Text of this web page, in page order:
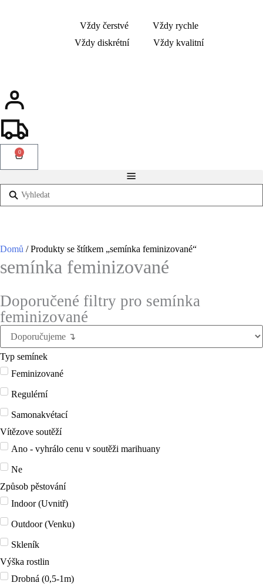
Vždy čerstvé
Vždy rychle
Vždy diskrétní
Vždy kvalitní
0
Domů / Produkty se štítkem „semínka feminizované“
semínka feminizované
Doporučené filtry pro semínka
feminizované
Typ semínek
Feminizované
Regulérní
Samonakvétací
Vítězove soutěží
Ano - vyhrálo cenu v soutěži marihuany
Ne
Způsob pěstování
Indoor (Uvnitř)
Outdoor (Venku)
Skleník
Výška rostlin
Drobná (0,5-1m)